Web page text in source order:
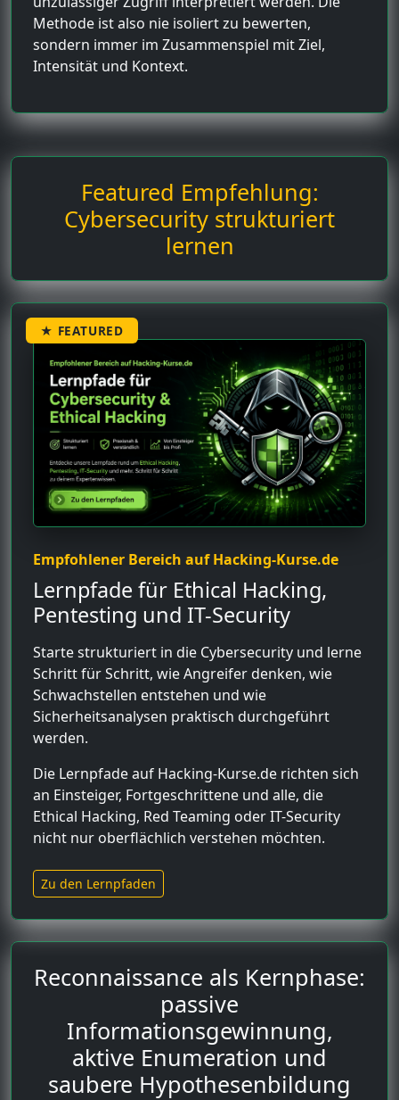
Methode ist also nie isoliert zu bewerten,
sondern immer im Zusammenspiel mit Ziel,
Intensität und Kontext.
Featured Empfehlung:
Cybersecurity strukturiert
lernen
★ FEATURED
Empfohlener Bereich auf Hacking-Kurse.de
Lernpfade für Ethical Hacking,
Pentesting und IT-Security
Starte strukturiert in die Cybersecurity und lerne
Schritt für Schritt, wie Angreifer denken, wie
Schwachstellen entstehen und wie
Sicherheitsanalysen praktisch durchgeführt
werden.
Die Lernpfade auf Hacking-Kurse.de richten sich
an Einsteiger, Fortgeschrittene und alle, die
Ethical Hacking, Red Teaming oder IT-Security
nicht nur oberflächlich verstehen möchten.
Zu den Lernpfaden
Reconnaissance als Kernphase:
passive
Informationsgewinnung,
aktive Enumeration und
saubere Hypothesenbildung